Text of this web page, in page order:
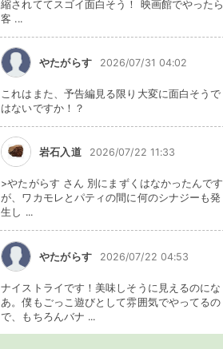
縮されててスゴイ面白そう！ 映画館でやったら
客 ...
やたがらす 2026/07/31 04:02
これはまた、予告編見る限り大変に面白そうで
はないですか！？
岩石入道 2026/07/22 11:33
>やたがらす さん 別にまずくはなかったんです
が、ワカモレとパティの間に何のシナジーも発
生し ...
やたがらす 2026/07/22 04:53
ナイストライです！美味しそうに見えるのにな
あ。僕もごっこ遊びとして雰囲気でやってるの
で、もちろんバナ ...